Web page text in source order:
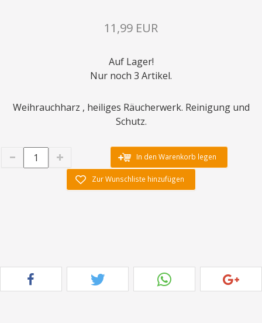
11,99 EUR
Auf Lager!
Nur noch 3 Artikel.
Weihrauchharz , heiliges Räucherwerk. Reinigung und
Schutz.
In den Warenkorb legen
Zur Wunschliste hinzufügen